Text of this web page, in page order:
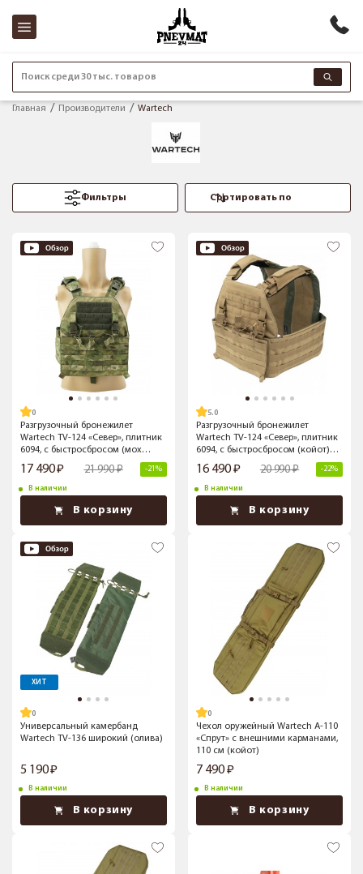
Поиск среди 30 тыс. товаров
Главная Производители Wartech
Фильтры
Разгрузочный бронежилет
Wartech TV-124 «Север», плитник
6094, с быстросбросом (мох
ATFG) L/XL
17 490 21 990 -21%
В наличии
В корзину
5.0
Разгрузочный бронежилет
Wartech TV-124 «Север», плитник
6094, с быстросбросом (койот)
L/XL
16 490 20 990 -22%
В наличии
В корзину
ХИТ
Универсальный камербанд
Wartech TV-136 широкий (олива)
5 190
В наличии
В корзину
Чехол оружейный Wartech A-110
«Спрут» с внешними карманами,
110 см (койот)
7 490
В наличии
В корзину